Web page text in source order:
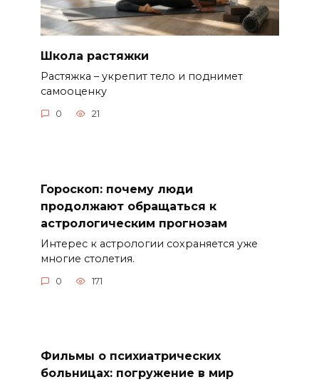
Школа растяжки
Растяжка – укрепит тело и поднимет
самооценку
0 21
Гороскоп: почему люди
продолжают обращаться к
астрологическим прогнозам
Интерес к астрологии сохраняется уже
многие столетия.
0 171
Фильмы о психиатрических
больницах: погружение в мир